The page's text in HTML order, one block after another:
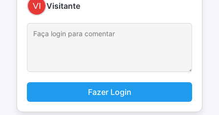
Visitante
Fazer Login